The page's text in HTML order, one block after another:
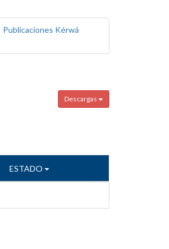
Publicaciones Kérwá
Descargas
ESTADO